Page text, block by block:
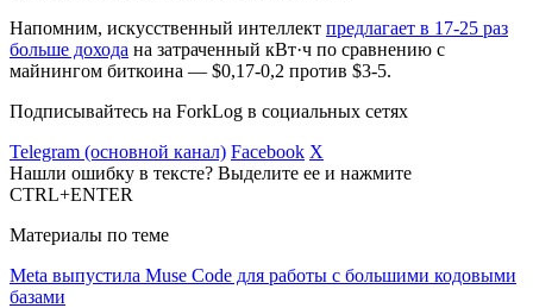
Напомним, искусственный интеллект предлагает в 17-25 раз
больше дохода на затраченный кВт·ч по сравнению с
майнингом биткоина — $0,17-0,2 против $3-5.
Подписывайтесь на ForkLog в социальных сетях
Telegram (основной канал) Facebook X
Нашли ошибку в тексте? Выделите ее и нажмите
CTRL+ENTER
Материалы по теме
Meta выпустила Muse Code для работы с большими кодовыми
базами